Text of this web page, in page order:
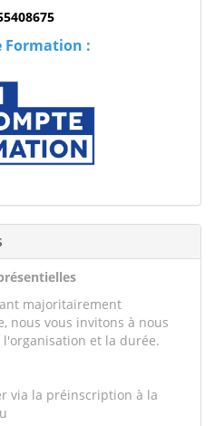
Formation :
majoritairement
nous vous invitons à nous
et la durée.
via la préinscription à la